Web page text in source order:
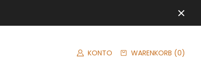
KONTO WARENKORB (0)